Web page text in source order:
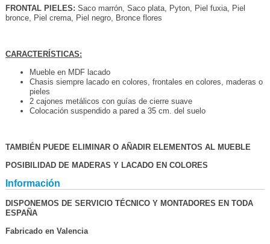
FRONTAL PIELES: Saco marrón, Saco plata, Pyton, Piel fuxia, Piel
bronce, Piel crema, Piel negro, Bronce flores
CARACTERÍSTICAS:
Mueble en MDF lacado
Chasis siempre lacado en colores, frontales en colores, maderas o
pieles
2 cajones metálicos con guías de cierre suave
Colocación suspendido a pared a 35 cm. del suelo
TAMBIÉN PUEDE ELIMINAR O AÑADIR ELEMENTOS AL MUEBLE
POSIBILIDAD DE MADERAS Y LACADO EN COLORES
Información
DISPONEMOS DE SERVICIO TÉCNICO Y MONTADORES EN TODA
ESPAÑA
Fabricado en Valencia